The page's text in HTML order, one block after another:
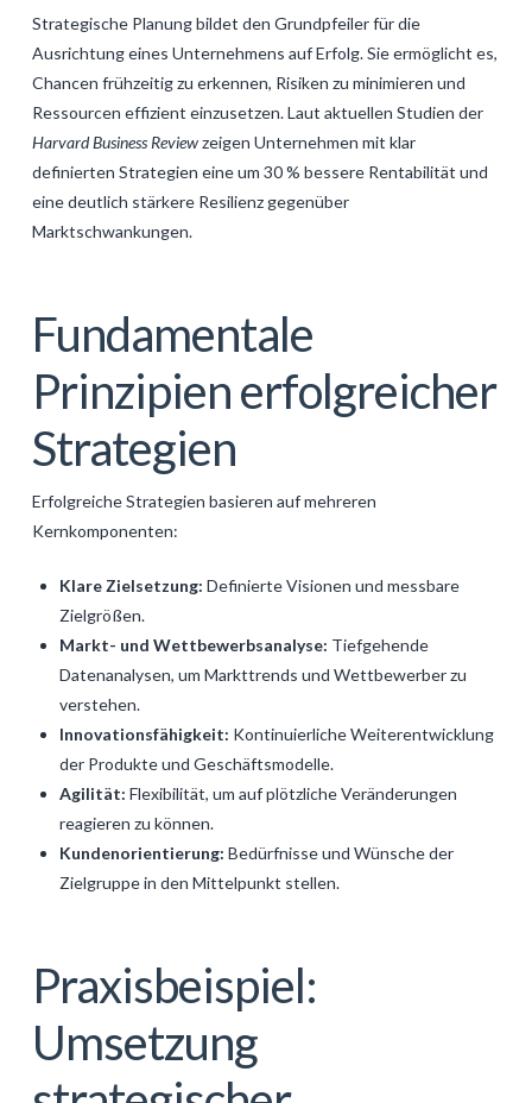
Strategische Planung bildet den Grundpfeiler für die
Ausrichtung eines Unternehmens auf Erfolg. Sie ermöglicht es,
Chancen frühzeitig zu erkennen, Risiken zu minimieren und
Ressourcen effizient einzusetzen. Laut aktuellen Studien der
Harvard Business Reviewzeigen Unternehmen mit klar
definierten Strategien eine um 30 % bessere Rentabilität und
eine deutlich stärkere Resilienz gegenüber
Marktschwankungen.
Fundamentale
Prinzipien erfolgreicher
Strategien
Erfolgreiche Strategien basieren auf mehreren
Kernkomponenten:
Klare Zielsetzung: Definierte Visionen und messbare
Zielgrößen.
Markt- und Wettbewerbsanalyse: Tiefgehende
Datenanalysen, um Markttrends und Wettbewerber zu
verstehen.
Innovationsfähigkeit: Kontinuierliche Weiterentwicklung
der Produkte und Geschäftsmodelle.
Agilität: Flexibilität, um auf plötzliche Veränderungen
reagieren zu können.
Kundenorientierung: Bedürfnisse und Wünsche der
Zielgruppe in den Mittelpunkt stellen.
Praxisbeispiel:
Umsetzung